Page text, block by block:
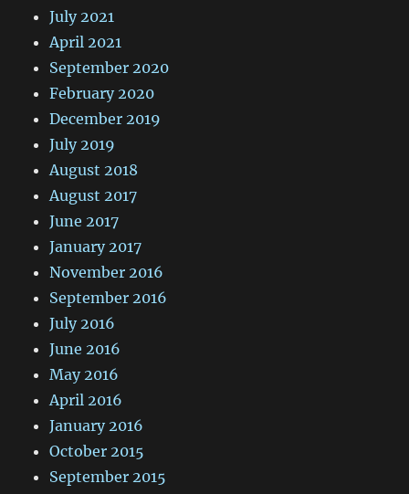
July 2021
April 2021
September 2020
February 2020
December 2019
July 2019
August 2018
August 2017
June 2017
January 2017
November 2016
September 2016
July 2016
June 2016
May 2016
April 2016
January 2016
October 2015
September 2015